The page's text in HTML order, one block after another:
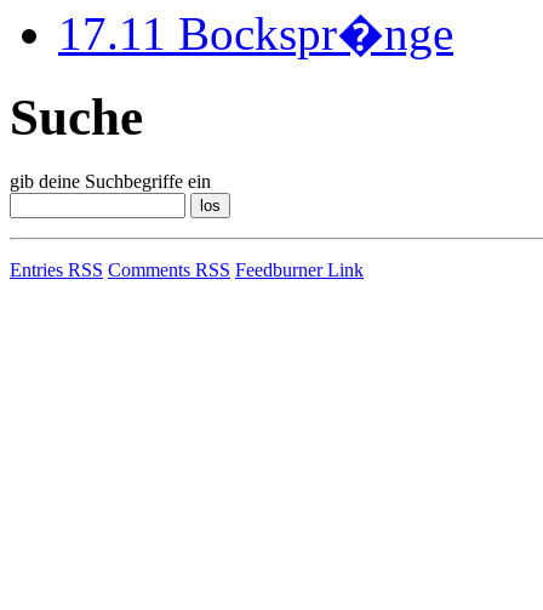
17.11 Bockspr�nge
Suche
gib deine Suchbegriffe ein
Entries RSS Comments RSS Feedburner Link